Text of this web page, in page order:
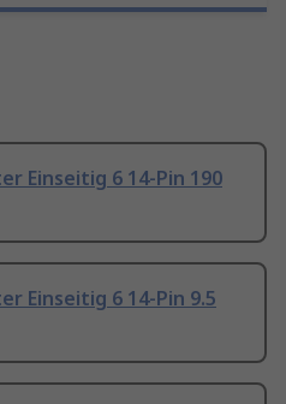
Einseitig 6 14-Pin 190
Einseitig 6 14-Pin 9.5